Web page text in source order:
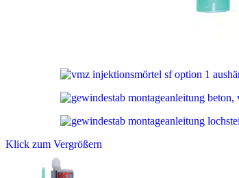
Klick zum Vergrößern